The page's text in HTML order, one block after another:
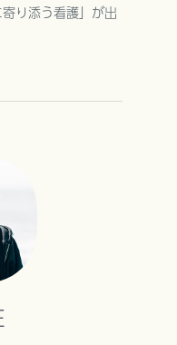
り添う看護」が出